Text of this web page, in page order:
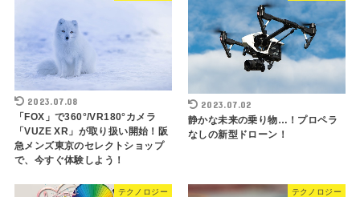
2023.07.08
「FOX」で360°/VR180°カメラ
「VUZE XR」が取り扱い開始！阪
急メンズ東京のセレクトショップ
で、今すぐ体験しよう！
2023.07.02
静かな未来の乗り物…！プロペラ
なしの新型ドローン！
テクノロジー テクノロジー